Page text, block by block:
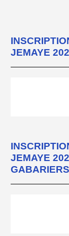
JEMAYE
JEMAYE